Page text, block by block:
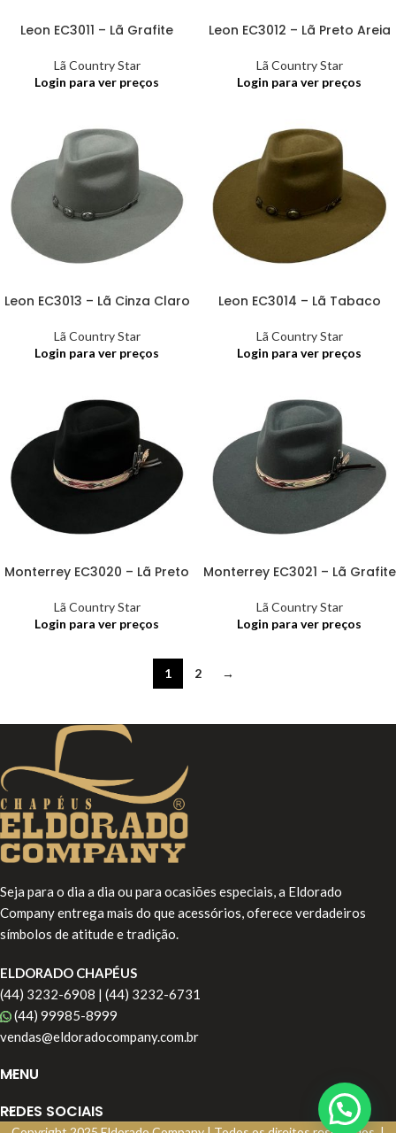
Leon EC3011 – Lã Grafite
Lã Country Star
Login para ver preços
Leon EC3012 – Lã Preto Areia
Lã Country Star
Login para ver preços
Leon EC3013 – Lã Cinza Claro
Lã Country Star
Login para ver preços
Leon EC3014 – Lã Tabaco
Lã Country Star
Login para ver preços
Monterrey EC3020 – Lã Preto
Lã Country Star
Login para ver preços
Monterrey EC3021 – Lã Grafite
Lã Country Star
Login para ver preços
1 2 →
Seja para o dia a dia ou para ocasiões especiais, a Eldorado
Company entrega mais do que acessórios, oferece verdadeiros
símbolos de atitude e tradição.
ELDORADO CHAPÉUS
(44) 3232-6908 | (44) 3232-6731
(44) 99985-8999
vendas@eldoradocompany.com.br
MENU
REDES SOCIAIS